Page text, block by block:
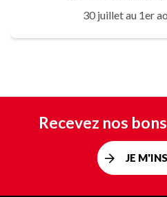
30 juillet au 1er
Recevez nos
JE